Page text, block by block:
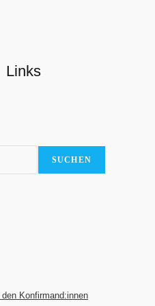
Links
SUCHEN
Konfirmand:innen